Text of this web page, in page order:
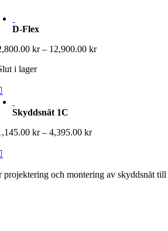
D-Flex
kr – 12,900.00krPrisintervall:
i lager
Skyddsnät 1C
kr – 4,395.00krPrisintervall:
projektering och montering av skyddsnät